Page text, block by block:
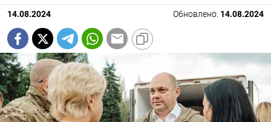
14.08.2024 Обновлено: 14.08.2024